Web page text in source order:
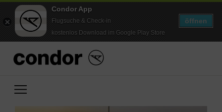
Condor App
Flugsuche & Check-in
kostenlos Download im Google Play Store
öffnen